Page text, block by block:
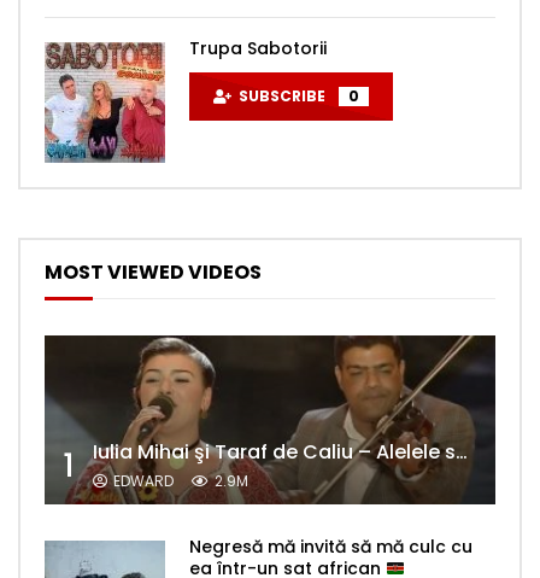
Trupa Sabotorii
SUBSCRIBE 0
MOST VIEWED VIDEOS
1 Iulia Mihai şi Taraf de Caliu – Alelele sălcioară (@#VedetaPopulară)
EDWARD 2.9M
Negresă mă invită să mă culc cu
ea într-un sat african